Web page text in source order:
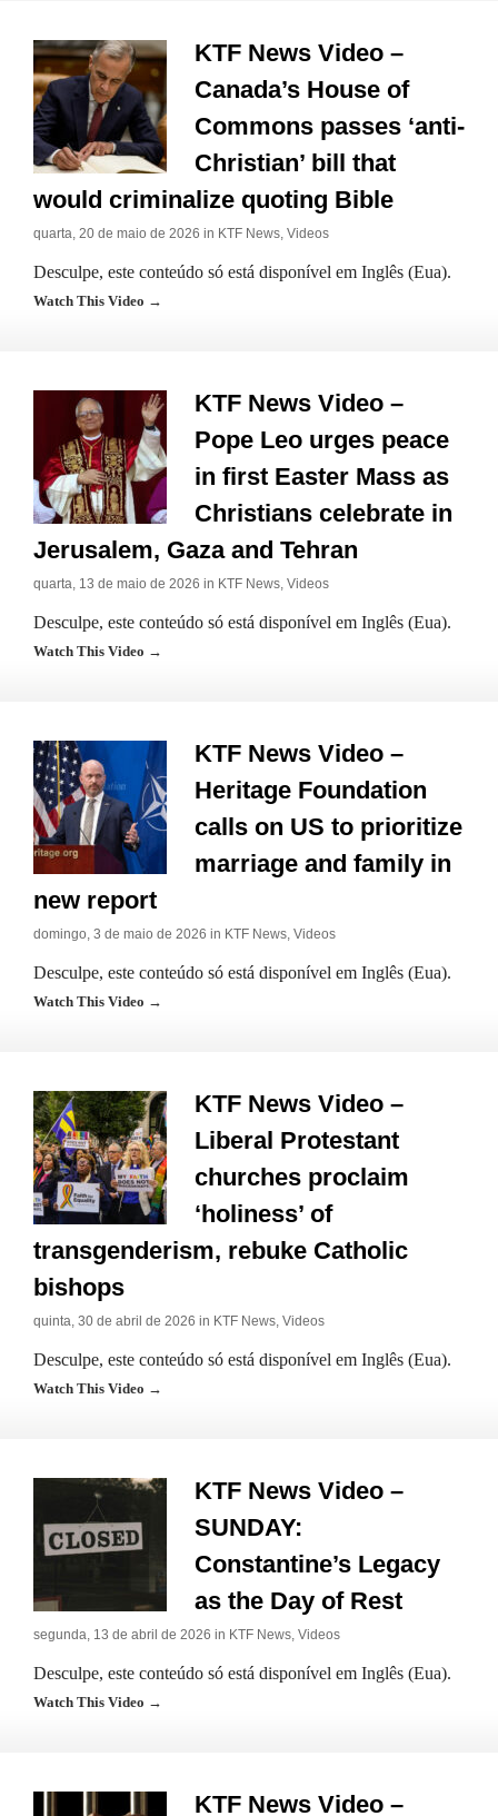
KTF News Video –
Canada’s House of
Commons passes ‘anti-
Christian’ bill that
would criminalize quoting Bible
quarta, 20 de maio de 2026 in KTF News, Videos
Desculpe, este conteúdo só está disponível em Inglês (Eua).
Watch This Video →
KTF News Video –
Pope Leo urges peace
in first Easter Mass as
Christians celebrate in
Jerusalem, Gaza and Tehran
quarta, 13 de maio de 2026 in KTF News, Videos
Desculpe, este conteúdo só está disponível em Inglês (Eua).
Watch This Video →
KTF News Video –
Heritage Foundation
calls on US to prioritize
marriage and family in
new report
domingo, 3 de maio de 2026 in KTF News, Videos
Desculpe, este conteúdo só está disponível em Inglês (Eua).
Watch This Video →
KTF News Video –
Liberal Protestant
churches proclaim
‘holiness’ of
transgenderism, rebuke Catholic
bishops
quinta, 30 de abril de 2026 in KTF News, Videos
Desculpe, este conteúdo só está disponível em Inglês (Eua).
Watch This Video →
KTF News Video –
SUNDAY:
Constantine’s Legacy
as the Day of Rest
segunda, 13 de abril de 2026 in KTF News, Videos
Desculpe, este conteúdo só está disponível em Inglês (Eua).
Watch This Video →
KTF News Video –